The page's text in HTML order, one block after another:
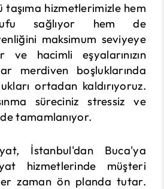
hizmetlerimizle hem
sağlıyor hem de
maksimum seviyeye
ve hacimli eşyalarınızın
merdiven boşluklarında
ortadan kaldırıyoruz.
süreciniz stressiz ve
tamamlanıyor.
İstanbul'dan Buca'ya
hizmetlerinde müşteri
zaman ön planda tutar.